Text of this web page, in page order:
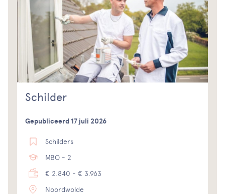
Schilder
Gepubliceerd 17 juli 2026
Schilders
MBO - 2
€ 2.840 - € 3.963
Noordwolde